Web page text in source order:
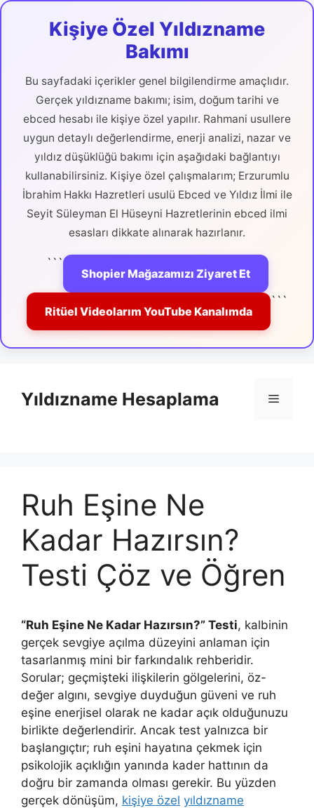
Kişiye Özel Yıldızname
Bakımı
Bu sayfadaki içerikler genel bilgilendirme amaçlıdır.
Gerçek yıldızname bakımı; isim, doğum tarihi ve
ebced hesabı ile kişiye özel yapılır. Rahmani usullere
uygun detaylı değerlendirme, enerji analizi, nazar ve
yıldız düşüklüğü bakımı için aşağıdaki bağlantıyı
kullanabilirsiniz. Kişiye özel çalışmalarım; Erzurumlu
İbrahim Hakkı Hazretleri usulü Ebced ve Yıldız İlmi ile
Seyit Süleyman El Hüseyni Hazretlerinin ebced ilmi
esasları dikkate alınarak hazırlanır.
```
Shopier Mağazamızı Ziyaret Et
Ritüel Videolarım YouTube Kanalımda
```
Yıldızname Hesaplama Menü
Ruh Eşine Ne
Kadar Hazırsın?
Testi Çöz ve Öğren
“Ruh Eşine Ne Kadar Hazırsın?” Testi, kalbinin
gerçek sevgiye açılma düzeyini anlaman için
tasarlanmış mini bir farkındalık rehberidir.
Sorular; geçmişteki ilişkilerin gölgelerini, öz-
değer algını, sevgiye duyduğun güveni ve ruh
eşine enerjisel olarak ne kadar açık olduğunuzu
birlikte değerlendirir. Ancak test yalnızca bir
başlangıçtır; ruh eşini hayatına çekmek için
psikolojik açıklığın yanında kader hattının da
doğru bir zamanda olması gerekir. Bu yüzden
gerçek dönüşüm, kişiye özel yıldızname